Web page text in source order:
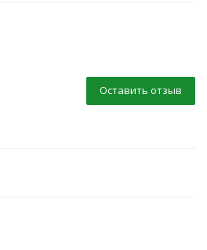
Оставить отзыв